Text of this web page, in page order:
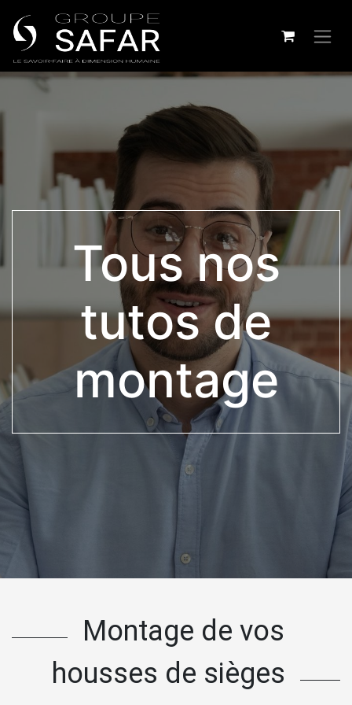
Tous nos
tutos de
montage
Montage de vos
housses de sièges